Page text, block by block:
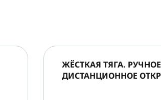
ЖЁСТКАЯ ТЯГА. РУЧНОЕ
ДИСТАНЦИОННОЕ